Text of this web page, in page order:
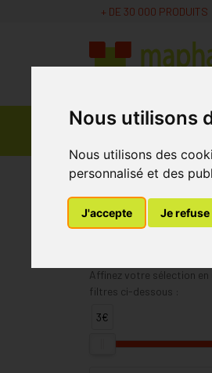
Nous utilisons
Nous utilisons des
personnalisé et des
J'accepte Je refuse
+ DE 30 000 PRODUITS
Promos
MaPharmacie.be
Melisana
Affinez votre sélection
filtres ci-dessous :
3€